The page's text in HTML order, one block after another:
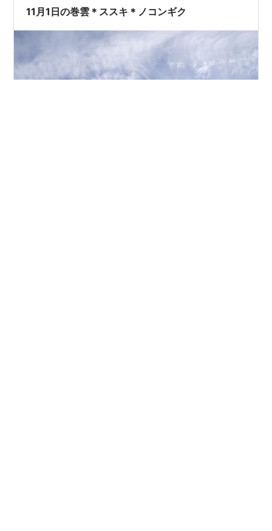
11月1日の巻雲＊ススキ＊ノコンギク